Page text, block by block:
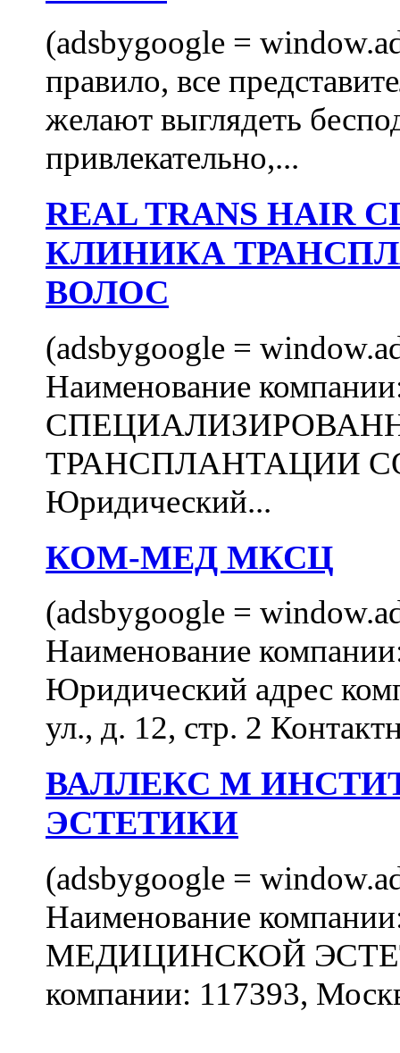
(adsbygoogle =
правило, все
желают выглядеть
привлекательно,...
REAL TRANS
КЛИНИКА
ВОЛОС
(adsbygoogle =
Наименование
ТРАНСПЛАНТАЦИИ
Юридический...
КОМ-МЕД МКСЦ
(adsbygoogle =
Наименование
Юридический адрес
ул., д. 12, стр. 2
ВАЛЛЕКС М
ЭСТЕТИКИ
(adsbygoogle =
Наименование
МЕДИЦИНСКОЙ
компании: 117393,